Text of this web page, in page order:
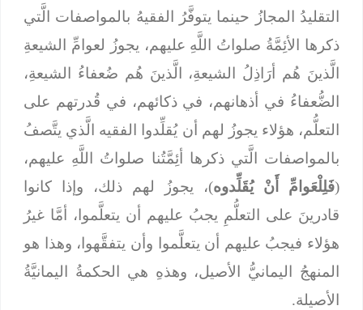
التقليدُ المجازُ حينما يتوفَّرُ الفقيهُ بالمواصفات الَّتي
ذكرها الأئِمَّةُ صلواتُ اللَّهِ عليهم، يجوزُ لعوامِّ الشيعةِ
الَّذينَ هُم أرَاذِلُ الشيعةِ، الَّذينَ هُم ضُعفاءُ الشيعةِ،
الضُّعفاءُ في أذهانهم، في ذكائهم، في قُدرتهم على
التعلُّم، هؤلاء يجوزُ لهم أن يُقلِّدوا الفقيه الَّذي يتَّصفُ
بالمواصفات الَّتي ذكرها أئِمَّتُنا صلواتُ اللَّهِ عليهم،
فَلِلْعَوامِّ أَنْ يُقَلِّدوه)، يجوزُ لهم ذلك، وإذا كانوا
قادرينَ على التعلُّمِ يجبُ عليهم أن يتعلَّموا، أمَّا غيرُ
هؤلاء فيجبُ عليهم أن يتعلَّموا وأن يتفقَّهوا، وهذا هو
المنهجُ اليمانيُّ الأصيل، وهذهِ هي الحكمةُ اليمانيَّةُ
الأصيلة.